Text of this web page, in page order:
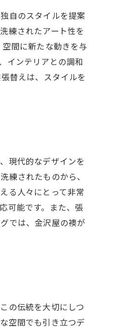
自のスタイルを提案
練されたアート性を
間に新たな動きを与
インテリアとの調和
替えは、スタイルを
現代的なデザインを
練されたものから、
る人々にとって非常
可能です。また、張
では、金沢屋の襖が
の伝統を大切にしつ
空間でも引き立つデ